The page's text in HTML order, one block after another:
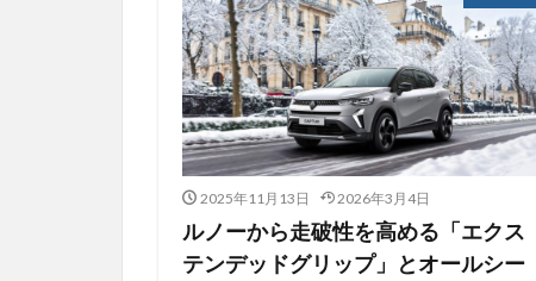
2025年11月13日 2026年3月4日
ルノーから走破性を高める「エクス
テンデッドグリップ」とオールシー